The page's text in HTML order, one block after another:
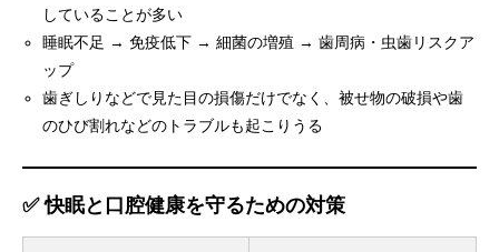
していることが多い
睡眠不足 → 免疫低下 → 細菌の増殖 → 歯周病・虫歯リスクア
ップ
歯ぎしりなどで見た目の損傷だけでなく、被せ物の破損や歯
のひび割れなどのトラブルも起こりうる
✅ 快眠と口腔健康を守るための対策